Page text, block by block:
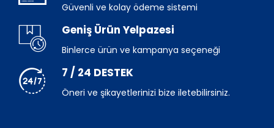
Güvenli ve kolay ödeme sistemi
Geniş Ürün Yelpazesi
Binlerce ürün ve kampanya seçeneği
7 / 24 DESTEK
Öneri ve şikayetlerinizi bize iletebilirsiniz.